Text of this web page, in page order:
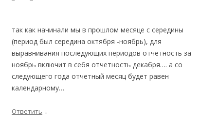
так как начинали мы в прошлом месяце с середины
(период был середина октября -ноябрь), для
выравнивания последующих периодов отчетность за
ноябрь включит в себя отчетность декабря…. а со
следующего года отчетный месяц будет равен
календарному…
Ответить ↓